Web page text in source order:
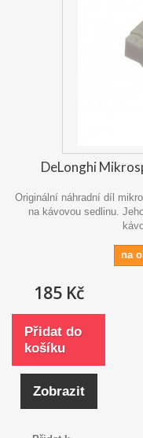
DeLonghi
Originální náhradní díl
na kávovou sedlinu.
na
185 Kč
Přidat do
košíku
Zobrazit